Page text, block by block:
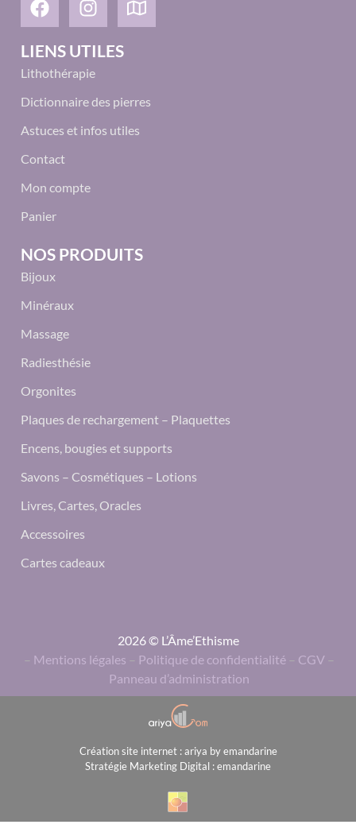
LIENS UTILES
Lithothérapie
Dictionnaire des pierres
Astuces et infos utiles
Contact
Mon compte
Panier
NOS PRODUITS
Bijoux
Minéraux
Massage
Radiesthésie
Orgonites
Plaques de rechargement – Plaquettes
Encens, bougies et supports
Savons – Cosmétiques – Lotions
Livres, Cartes, Oracles
Accessoires
Cartes cadeaux
2026 © L’Âme’Ethisme
– Mentions légales – Politique de confidentialité – CGV –
Panneau d’administration
Création site internet : ariya by emandarine
Stratégie Marketing Digital : emandarine